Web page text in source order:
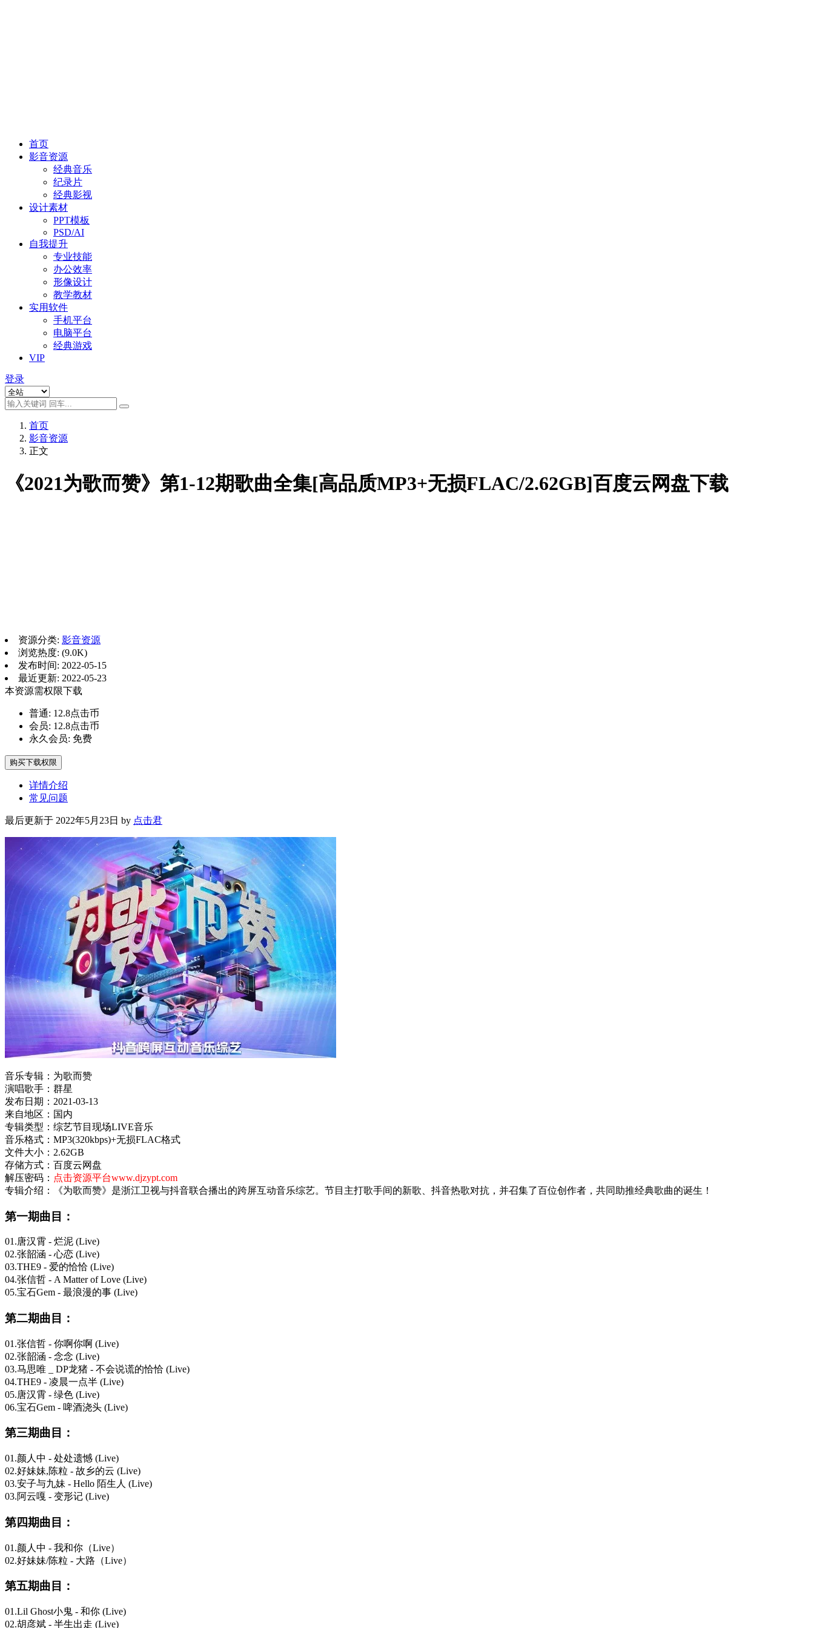
首页
影音资源
经典音乐
纪录片
经典影视
设计素材
PPT模板
PSD/AI
自我提升
专业技能
办公效率
形像设计
教学教材
实用软件
手机平台
电脑平台
经典游戏
VIP
登录
首页
影音资源
正文
《2021为歌而赞》第1-12期歌曲全集[高品质MP3+无损FLAC/2.62GB]百度云网盘下载
资源分类: 影音资源
浏览热度: (9.0K)
发布时间: 2022-05-15
最近更新: 2022-05-23
本资源需权限下载
普通: 12.8点击币
会员: 12.8点击币
永久会员: 免费
购买下载权限
详情介绍
常见问题
最后更新于 2022年5月23日 by 点击君
音乐专辑：为歌而赞
演唱歌手：群星
发布日期：2021-03-13
来自地区：国内
专辑类型：综艺节目现场LIVE音乐
音乐格式：MP3(320kbps)+无损FLAC格式
文件大小：2.62GB
存储方式：百度云网盘
解压密码： 点击资源平台www.djzypt.com
专辑介绍：《为歌而赞》是浙江卫视与抖音联合播出的跨屏互动音乐综艺。节目主打歌手间的新歌、抖音热歌对抗，并召集了百位创作者，共同助推经典歌曲的诞生！
第一期曲目：
01.唐汉霄 - 烂泥 (Live)
02.张韶涵 - 心恋 (Live)
03.THE9 - 爱的恰恰 (Live)
04.张信哲 - A Matter of Love (Live)
05.宝石Gem - 最浪漫的事 (Live)
第二期曲目：
01.张信哲 - 你啊你啊 (Live)
02.张韶涵 - 念念 (Live)
03.马思唯 _ DP龙猪 - 不会说谎的恰恰 (Live)
04.THE9 - 凌晨一点半 (Live)
05.唐汉霄 - 绿色 (Live)
06.宝石Gem - 啤酒浇头 (Live)
第三期曲目：
01.颜人中 - 处处遗憾 (Live)
02.好妹妹,陈粒 - 故乡的云 (Live)
03.安子与九妹 - Hello 陌生人 (Live)
03.阿云嘎 - 变形记 (Live)
第四期曲目：
01.颜人中 - 我和你（Live）
02.好妹妹/陈粒 - 大路（Live）
第五期曲目：
01.Lil Ghost小鬼 - 和你 (Live)
02.胡彦斌 - 半生出走 (Live)